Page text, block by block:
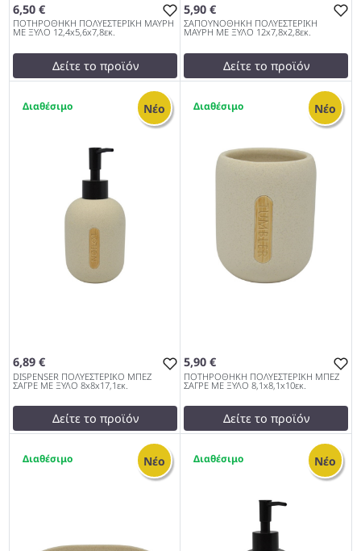
6,50 €
ΠΟΤΗΡΟΘΗΚΗ ΠΟΛΥΕΣΤΕΡΙΚΗ ΜΑΥΡΗ
ΜΕ ΞΥΛΟ 12,4x5,6x7,8εκ.
Δείτε το προϊόν
testFalse
ΠΟΛΥΕΣΤΕΡΙΚΗ ΜΑΥΡΗ ΜΕ
ΞΥΛΟ 12,4x5,6x7,8εκ. 962
5,90 €
ΣΑΠΟΥΝΟΘΗΚΗ ΠΟΛΥΕΣΤΕΡΙΚΗ
ΜΑΥΡΗ ΜΕ ΞΥΛΟ 12x7,8x2,8εκ.
Δείτε το προϊόν
testFalse
ΠΟΛΥΕΣΤΕΡΙΚΗ ΜΑΥΡΗ ΜΕ
ΞΥΛΟ 12x7,8x2,8εκ. 962
Νέο
6,89 €
DISPENSER ΠΟΛΥΕΣΤΕΡΙΚΟ ΜΠΕΖ
ΣΑΓΡΕ ΜΕ ΞΥΛΟ 8x8x17,1εκ.
Δείτε το προϊόν
testFalse
DISPENSER ΠΟΛΥΕΣΤΕΡΙΚΟ
Νέο
5,90 €
ΠΟΤΗΡΟΘΗΚΗ ΠΟΛΥΕΣΤΕΡΙΚΗ ΜΠΕΖ
ΣΑΓΡΕ ΜΕ ΞΥΛΟ 8,1x8,1x10εκ.
Δείτε το προϊόν
testFalse
ΠΟΛΥΕΣΤΕΡΙΚΗ ΜΠΕΖ
ΣΑΓΡΕ ΜΕ ΞΥΛΟ
8,1x8,1x10εκ. 962
Νέο Νέο